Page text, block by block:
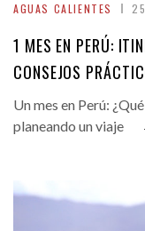
AGUAS CALIENTES
1 MES EN PERÚ:
CONSEJOS
Un mes en Perú:
planeando un viaje